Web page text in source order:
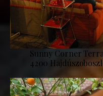
Sunny Corner
4200